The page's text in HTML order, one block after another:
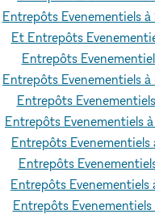
Entrepôts Evenementiels
Et Entrepôts
Entrepôts
Entrepôts Evenementiels
Entrepôts
Entrepôts Evenementiels
Entrepôts
Entrepôts
Entrepôts Evenementiels
Entrepôts